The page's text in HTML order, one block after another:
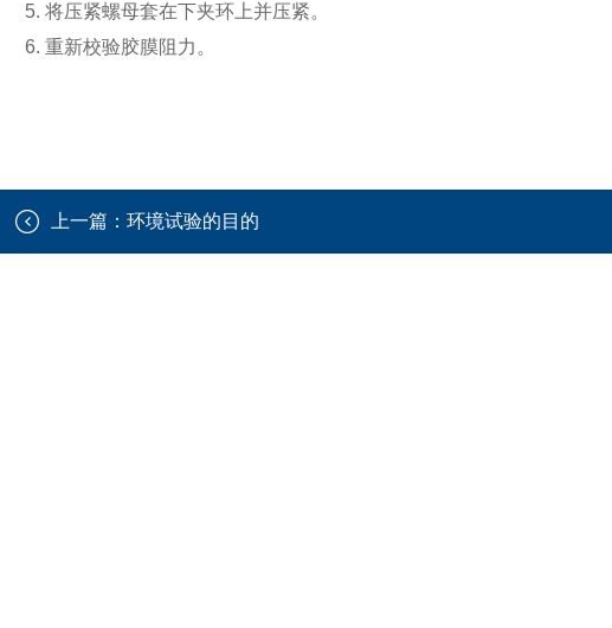
5. 将压紧螺母套在下夹环上并压紧。
6. 重新校验胶膜阻力。
上一篇： 环境试验的目的